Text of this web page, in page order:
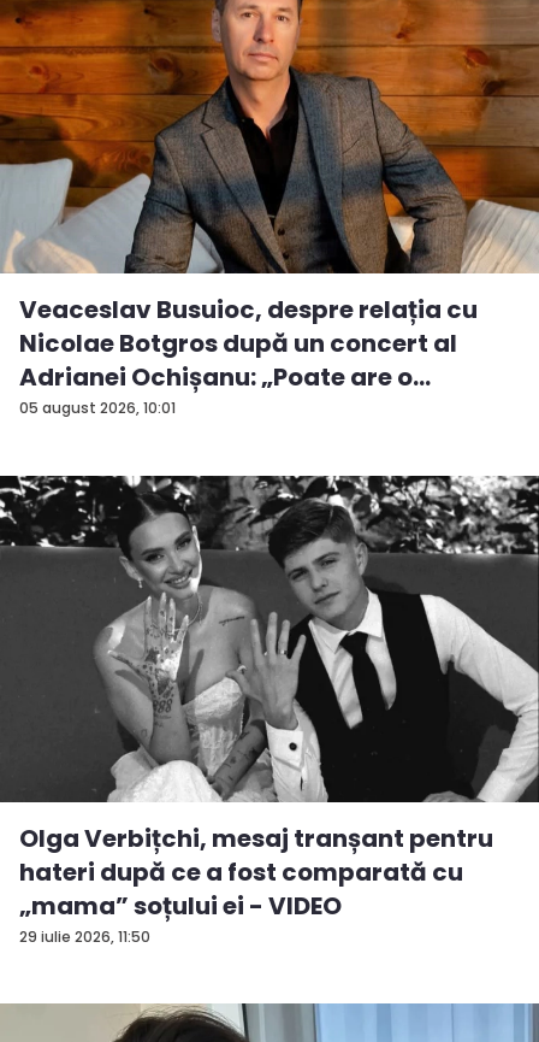
05 august 2026, 10:01
Veaceslav Busuioc, despre relația cu
Nicolae Botgros după un concert al
Adrianei Ochișanu: „Poate are o
supăra...
29 iulie 2026, 11:50
Olga Verbițchi, mesaj tranșant pentru
hateri după ce a fost comparată cu
„mama” soțului ei - VIDEO